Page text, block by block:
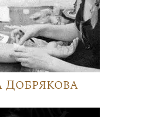
Добрякова